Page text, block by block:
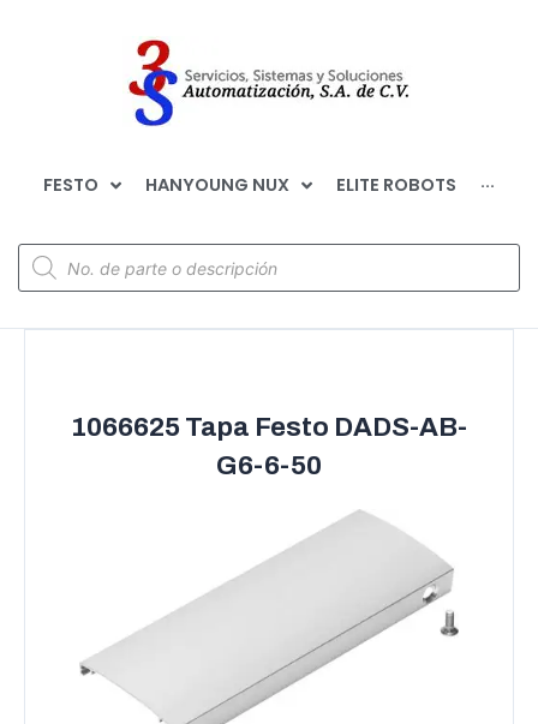
FESTO HANYOUNG NUX ELITE ROBOTS ···
1066625 Tapa Festo DADS-AB-
G6-6-50